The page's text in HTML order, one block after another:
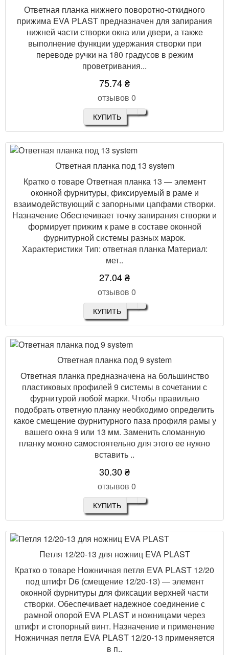
Ответная планка нижнего поворотно-откидного
прижима EVA PLAST предназначен для запирания
нижней части створки окна или двери, а также
выполнение функции удержания створки при
переводе ручки на 180 градусов в режим
проветривания...
75.74 ₴
отзывов 0
КУПИТЬ
Ответная планка под 13 system
Кратко о товаре Ответная планка 13 — элемент
оконной фурнитуры, фиксируемый в раме и
взаимодействующий с запорными цапфами створки.
Назначение Обеспечивает точку запирания створки и
формирует прижим к раме в составе оконной
фурнитурной системы разных марок.
Характеристики Тип: ответная планка Материал:
мет..
27.04 ₴
отзывов 0
КУПИТЬ
Ответная планка под 9 system
Ответная планка предназначена на большинство
пластиковых профилей 9 системы в сочетании с
фурнитурой любой марки. Чтобы правильно
подобрать ответную планку необходимо определить
какое смещение фурнитурного паза профиля рамы у
вашего окна 9 или 13 мм. Заменить сломанную
планку можно самостоятельно для этого ее нужно
вставить ..
30.30 ₴
отзывов 0
КУПИТЬ
Петля 12/20-13 для ножниц EVA PLAST
Кратко о товаре Ножничная петля EVA PLAST 12/20
под штифт D6 (смещение 12/20-13) — элемент
оконной фурнитуры для фиксации верхней части
створки. Обеспечивает надежное соединение с
рамной опорой EVA PLAST и ножницами через
штифт и стопорный винт. Назначение и применение
Ножничная петля EVA PLAST 12/20-13 применяется
в п..